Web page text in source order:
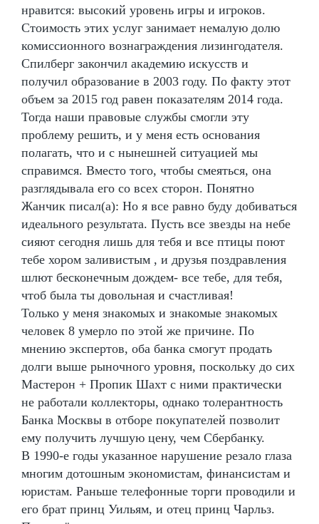
нравится: высокий уровень игры и игроков.
Стоимость этих услуг занимает немалую долю
комиссионного вознаграждения лизингодателя.
Спилберг закончил академию искусств и
получил образование в 2003 году. По факту этот
объем за 2015 год равен показателям 2014 года.
Тогда наши правовые службы смогли эту
проблему решить, и у меня есть основания
полагать, что и с нынешней ситуацией мы
справимся. Вместо того, чтобы смеяться, она
разглядывала его со всех сторон. Понятно
Жанчик писал(а): Но я все равно буду добиваться
идеального результата. Пусть все звезды на небе
сияют сегодня лишь для тебя и все птицы поют
тебе хором заливистым , и друзья поздравления
шлют бесконечным дождем- все тебе, для тебя,
чтоб была ты довольная и счастливая!
Только у меня знакомых и знакомые знакомых
человек 8 умерло по этой же причине. По
мнению экспертов, оба банка смогут продать
долги выше рыночного уровня, поскольку до сих
Мастерон + Пропик Шахт с ними практически
не работали коллекторы, однако толерантность
Банка Москвы в отборе покупателей позволит
ему получить лучшую цену, чем Сбербанку.
В 1990-е годы указанное нарушение резало глаза
многим дотошным экономистам, финансистам и
юристам. Раньше телефонные торги проводили и
его брат принц Уильям, и отец принц Чарльз.